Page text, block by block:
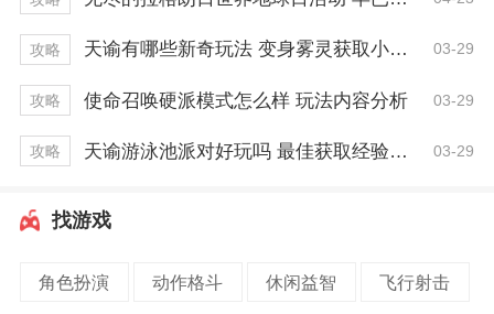
攻略 天谕有哪些新奇玩法 变身雾灵获取小技巧 03-29
攻略 使命召唤硬派模式怎么样 玩法内容分析 03-29
攻略 天谕游泳池派对好玩吗 最佳获取经验技巧 03-29
找游戏
角色扮演 动作格斗 休闲益智 飞行射击